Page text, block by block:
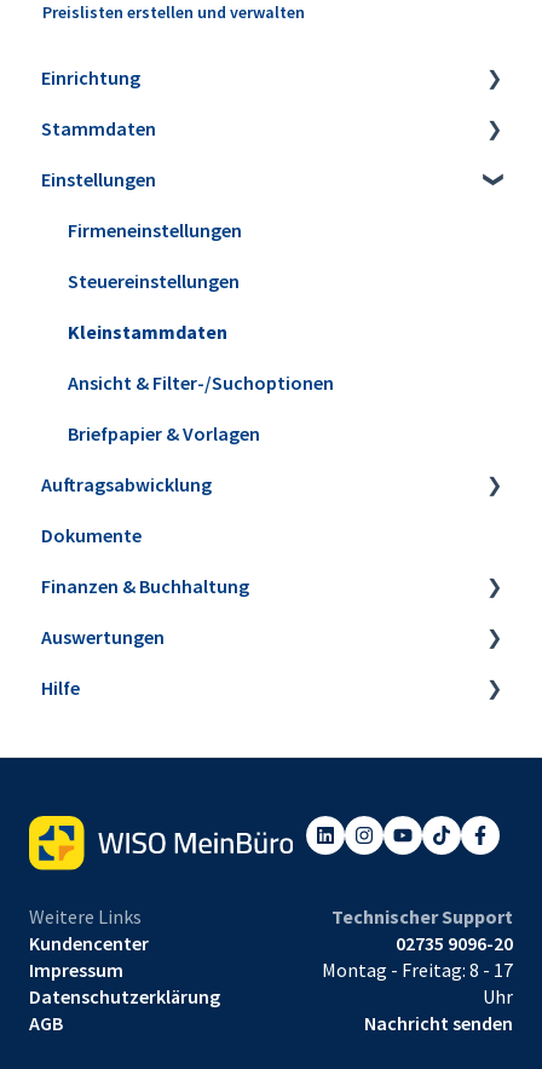
Preislisten erstellen und verwalten
Einrichtung
Installation
Erweiterungen
Datensicherung
Update installieren
Versionshistorie
WISO MeinBüro Desktop Cloud
Office
Stammdaten
Artikel
Lagerbestände & Inventur
Kunden & Interessenten
Lieferanten
Mitarbeiter
Einstellungen
Firmeneinstellungen
Steuereinstellungen
Kleinstammdaten
Ansicht & Filter-/Suchoptionen
Briefpapier & Vorlagen
Auftragsabwicklung
Angebote
Aufträge & Lieferscheine
Rechnungen
E-Rechnungen
Projekte & Aufwände
Eingangsrechnungen
Dokumente
Finanzen & Buchhaltung
Banking & Kasse
Kasse POS
Mahnwesen
Auswertungen
Steuer-Auswertungen
Tabellen-Auswertungen
Hilfe
Weitere Links
Kundencenter
Impressum
Datenschutzerklärung
AGB
Technischer Support
02735 9096-20
Montag - Freitag: 8 - 17
Uhr
Nachricht senden